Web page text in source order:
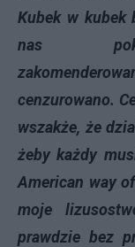
Kubek w kubek
nas
cenzurowano.
wszakże, że
żeby każdy
American way
moje
prawdzie bez